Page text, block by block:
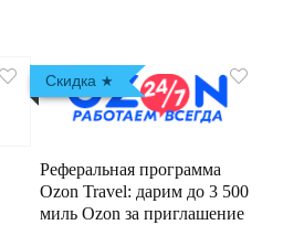
Скидка
Реферальная программа
Ozon Travel: дарим до 3 500
миль Ozon за приглашение